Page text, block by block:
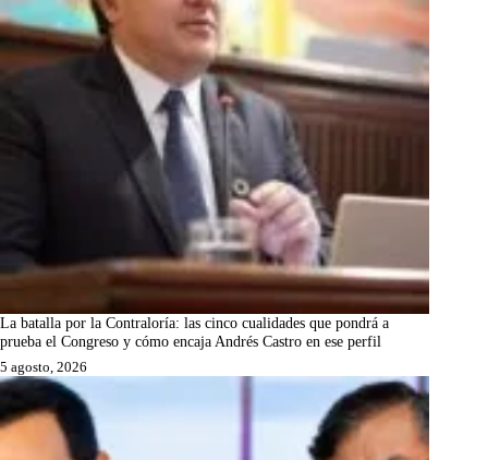
La batalla por la Contraloría: las cinco cualidades que pondrá a
prueba el Congreso y cómo encaja Andrés Castro en ese perfil
5 agosto, 2026